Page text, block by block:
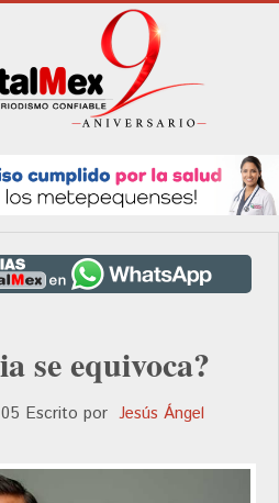
se equivoca?
Escrito por Jesús Ángel